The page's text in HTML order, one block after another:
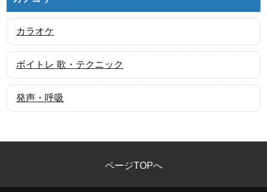
カラオケ
ボイトレ 歌・テクニック
発声・呼吸
ページTOPへ